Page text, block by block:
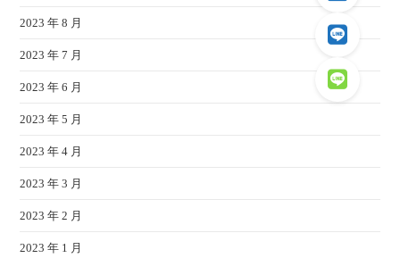
2023 年 8 月
2023 年 7 月
2023 年 6 月
2023 年 5 月
2023 年 4 月
2023 年 3 月
2023 年 2 月
2023 年 1 月